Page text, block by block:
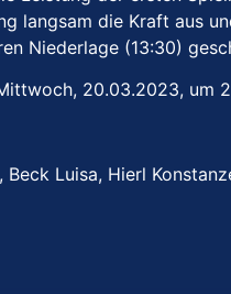
langsam die Kraft aus
Niederlage (13:30)
20.03.2023, um
Luisa, Hierl